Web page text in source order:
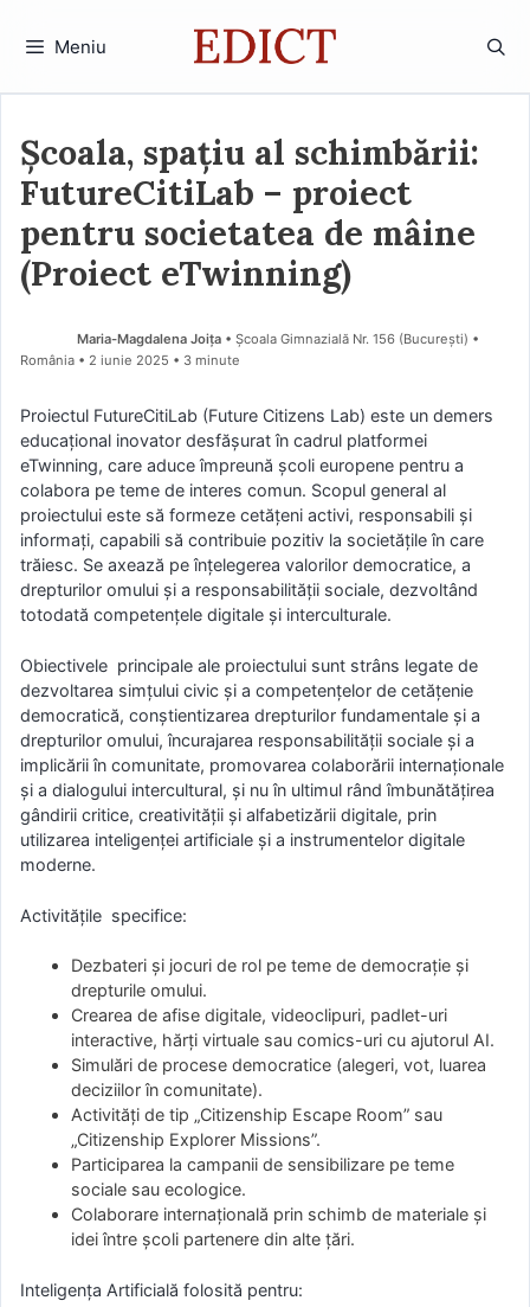
Meniu
Școala, spațiu al schimbării:
FutureCitiLab – proiect
pentru societatea de mâine
(Proiect eTwinning)
Maria-Magdalena Joița • Școala Gimnazială Nr. 156 (Bucureşti) •
România
2 iunie 2025 • 3 minute
Proiectul FutureCitiLab (Future Citizens Lab) este un demers
educațional inovator desfășurat în cadrul platformei
eTwinning, care aduce împreună școli europene pentru a
colabora pe teme de interes comun. Scopul general al
proiectului este să formeze cetățeni activi, responsabili și
informați, capabili să contribuie pozitiv la societățile în care
trăiesc. Se axează pe înțelegerea valorilor democratice, a
drepturilor omului și a responsabilității sociale, dezvoltând
totodată competențele digitale și interculturale.
Obiectivele principale ale proiectului sunt strâns legate de
dezvoltarea simțului civic și a competențelor de cetățenie
democratică, conștientizarea drepturilor fundamentale și a
drepturilor omului, încurajarea responsabilității sociale și a
implicării în comunitate, promovarea colaborării internaționale
și a dialogului intercultural, și nu în ultimul rând îmbunătățirea
gândirii critice, creativității și alfabetizării digitale, prin
utilizarea inteligenței artificiale și a instrumentelor digitale
moderne.
Activitățile specifice:
Dezbateri și jocuri de rol pe teme de democrație și
drepturile omului.
Crearea de afise digitale, videoclipuri, padlet-uri
interactive, hărți virtuale sau comics-uri cu ajutorul AI.
Simulări de procese democratice (alegeri, vot, luarea
deciziilor în comunitate).
Activități de tip „Citizenship Escape Room” sau
„Citizenship Explorer Missions”.
Participarea la campanii de sensibilizare pe teme
sociale sau ecologice.
Colaborare internațională prin schimb de materiale și
idei între școli partenere din alte țări.
Inteligența Artificială folosită pentru: